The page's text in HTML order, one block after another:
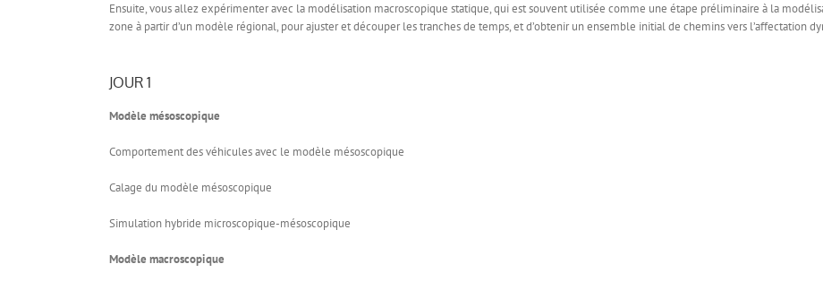
Ensuite, vous allez expérimenter avec la modélisation macroscopique statique, qui est souvent utilisée comme une étape préliminaire à la
zone à partir d’un modèle régional, pour ajuster et découper les tranches de temps, et d’obtenir un ensemble initial de chemins vers l’affectation
JOUR 1
Modèle mésoscopique
Comportement des véhicules avec le modèle mésoscopique
Calage du modèle mésoscopique
Simulation hybride microscopique-mésoscopique
Modèle macroscopique